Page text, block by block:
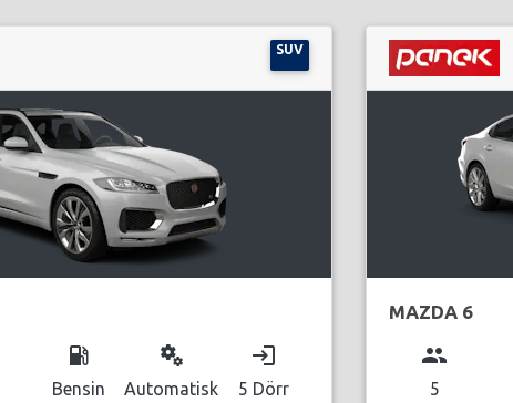
SUV
local_gas_station
Bensin
miscellaneous_services
Automatisk
login
5 Dörr
MAZDA 6
group
5